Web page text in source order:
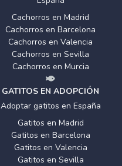
Cachorros en Madrid
Cachorros en Barcelona
Cachorros en Valencia
Cachorros en Sevilla
Cachorros en Murcia
GATITOS EN ADOPCIÓN
Adoptar gatitos en España
Gatitos en Madrid
Gatitos en Barcelona
Gatitos en Valencia
Gatitos en Sevilla